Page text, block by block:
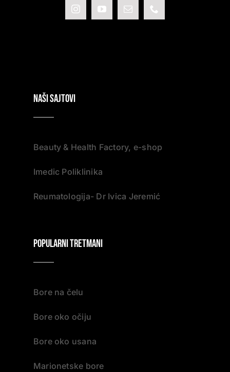
NAŠI SAJTOVI
Beauty & Health Factory, e-shop
Imedic Poliklinika
Reumatologija- Dr Ivica Jeremić
Popularni tretmani
Bore na čelu
Bore oko očiju
Bore oko usana
Marionetske bore